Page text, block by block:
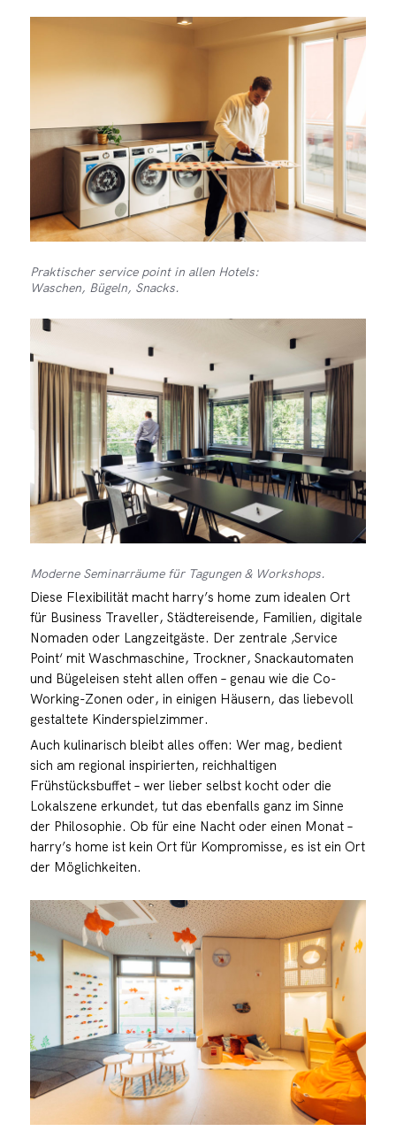
Praktischer service point in allen Hotels:
Waschen, Bügeln, Snacks.
Moderne Seminarräume für Tagungen & Workshops.
Diese Flexibilität macht harry’s home zum idealen Ort
für Business Traveller, Städtereisende, Familien, digitale
Nomaden oder Langzeitgäste. Der zentrale ‚Service
Point‘ mit Waschmaschine, Trockner, Snackautomaten
und Bügeleisen steht allen offen – genau wie die Co-
Working-Zonen oder, in einigen Häusern, das liebevoll
gestaltete Kinderspielzimmer.
Auch kulinarisch bleibt alles offen: Wer mag, bedient
sich am regional inspirierten, reichhaltigen
Frühstücksbuffet – wer lieber selbst kocht oder die
Lokalszene erkundet, tut das ebenfalls ganz im Sinne
der Philosophie. Ob für eine Nacht oder einen Monat –
harry’s home ist kein Ort für Kompromisse, es ist ein Ort
der Möglichkeiten.